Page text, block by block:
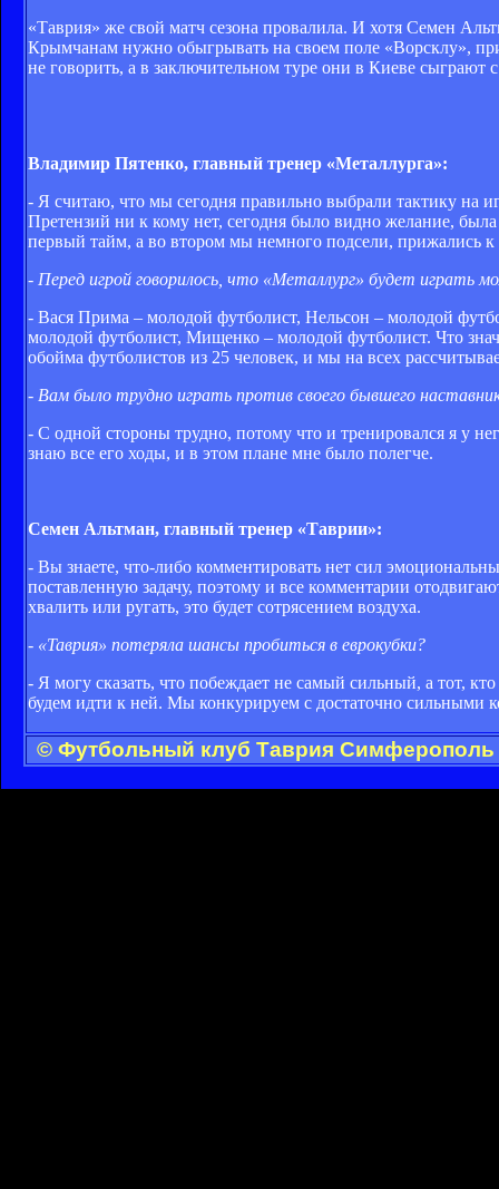
«Таврия» же свой матч сезона провалила. И хотя Семен
Крымчанам нужно обыгрывать на своем поле «Ворсклу»,
не говорить, а в заключительном туре они в Киеве
Владимир Пятенко, главный тренер «Металлурга»:
- Я считаю, что мы сегодня правильно выбрали тактику на
Претензий ни к кому нет, сегодня было видно желание,
первый тайм, а во втором мы немного подсели, прижались
- Перед игрой говорилось, что «Металлург» будет играть
- Вася Прима – молодой футболист, Нельсон – молодой
молодой футболист, Мищенко – молодой футболист. Что
обойма футболистов из 25 человек, и мы на всех
- Вам было трудно играть против своего бывшего
- С одной стороны трудно, потому что и тренировался я у
знаю все его ходы, и в этом плане мне было полегче.
Семен Альтман, главный тренер «Таврии»:
- Вы знаете, что-либо комментировать нет сил
поставленную задачу, поэтому и все комментарии
хвалить или ругать, это будет сотрясением воздуха.
- «Таврия» потеряла шансы пробиться в еврокубки?
- Я могу сказать, что побеждает не самый сильный, а тот,
будем идти к ней. Мы конкурируем с достаточно сильными
© Футбольный клуб Таврия Симферополь